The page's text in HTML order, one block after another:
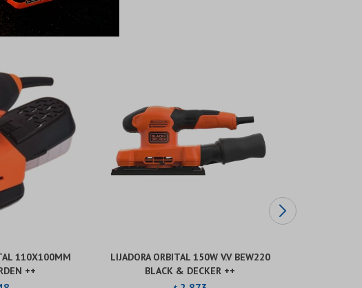
110X100MM
++
LIJADORA ORBITAL 150W V.V BEW220
BLACK & DECKER ++